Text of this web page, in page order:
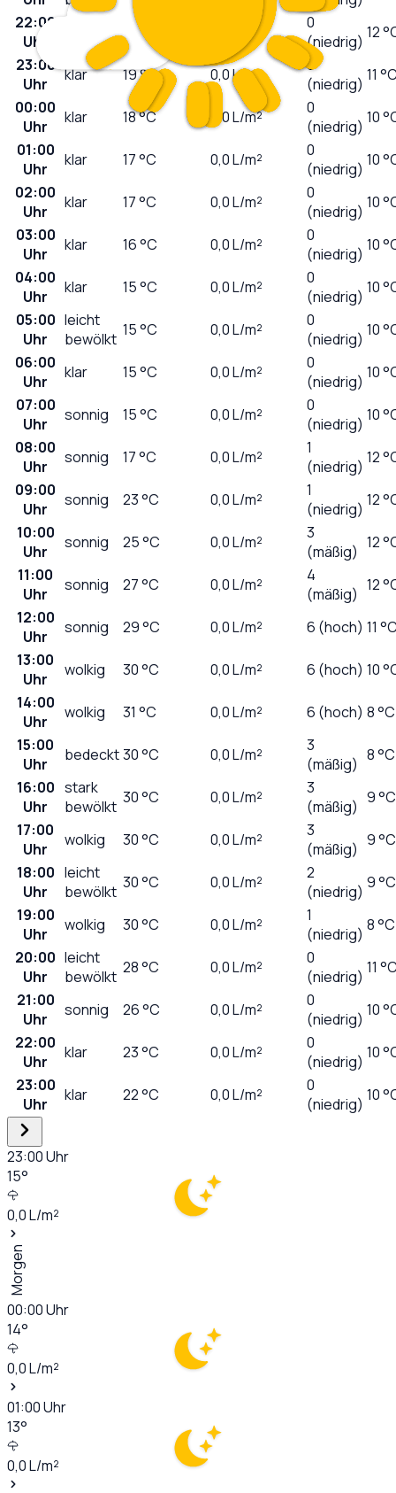
22:00
Uhr
20°C L/m²
0
(niedrig) 12
23:00
Uhr
klar 19°C 0,0L/m²
0
(niedrig) 11
00:00
Uhr
klar 18°C 0,0L/m²
0
(niedrig) 10
01:00
Uhr
klar 17°C 0,0L/m²
0
(niedrig) 10
02:00
Uhr
klar 17°C 0,0L/m²
0
(niedrig) 10
03:00
Uhr
klar 16°C 0,0L/m²
0
(niedrig) 10
04:00
Uhr
klar 15°C 0,0L/m²
0
(niedrig) 10
05:00
Uhr
leicht
bewölkt 15°C 0,0L/m²
0
(niedrig) 10
06:00
Uhr
klar 15°C 0,0L/m²
0
(niedrig) 10
07:00
Uhr
sonnig 15°C 0,0L/m²
0
(niedrig) 10
08:00
Uhr
sonnig 17°C 0,0L/m²
1
(niedrig) 12
09:00
Uhr
sonnig 23°C 0,0L/m²
1
(niedrig) 12
10:00
Uhr
sonnig 25°C 0,0L/m²
3
(mäßig) 12
11:00
Uhr
sonnig 27°C 0,0L/m²
4
(mäßig) 12
12:00
Uhr
sonnig 29°C 0,0L/m² 6 (hoch) 11
13:00
Uhr
wolkig 30°C 0,0L/m² 6 (hoch) 10
14:00
Uhr
wolkig 31 °C 0,0L/m² 6 (hoch) 8 °C
15:00
Uhr
bedeckt30°C 0,0L/m²
3
(mäßig) 8 °C
16:00
Uhr
stark
bewölkt 30°C 0,0L/m²
3
(mäßig) 9 °C
17:00
Uhr
wolkig 30°C 0,0L/m²
3
(mäßig) 9 °C
18:00
Uhr
leicht
bewölkt 30°C 0,0L/m²
2
(niedrig) 9 °C
19:00
Uhr
wolkig 30°C 0,0L/m²
1
(niedrig) 8 °C
20:00
Uhr
leicht
bewölkt 28°C 0,0L/m²
0
(niedrig) 11
21:00
Uhr
sonnig 26°C 0,0L/m²
0
(niedrig) 10
22:00
Uhr
klar 23°C 0,0L/m²
0
(niedrig) 10
23:00
Uhr
klar 22°C 0,0L/m²
0
(niedrig) 10
23:00Uhr
15°
0,0L/m²
Morgen
00:00Uhr
14°
0,0L/m²
01:00Uhr
13°
0,0L/m²